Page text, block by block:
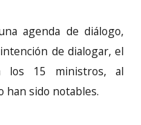
agenda de diálogo,
de dialogar, el
los 15 ministros, al
han sido notables.